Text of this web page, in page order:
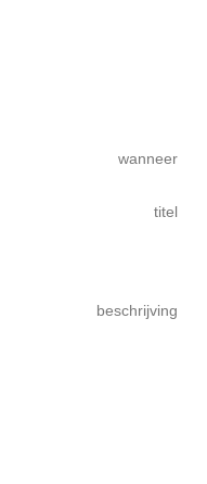
wanneer
titel
beschrijving